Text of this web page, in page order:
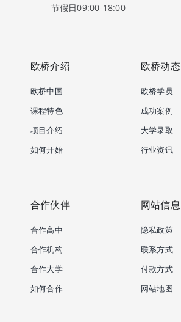
节假日09:00-18:00
欧桥介绍
欧桥中国
课程特色
项目介绍
如何开始
欧桥动态
欧桥学员
成功案例
大学录取
行业资讯
合作伙伴
合作高中
合作机构
合作大学
如何合作
网站信息
隐私政策
联系方式
付款方式
网站地图